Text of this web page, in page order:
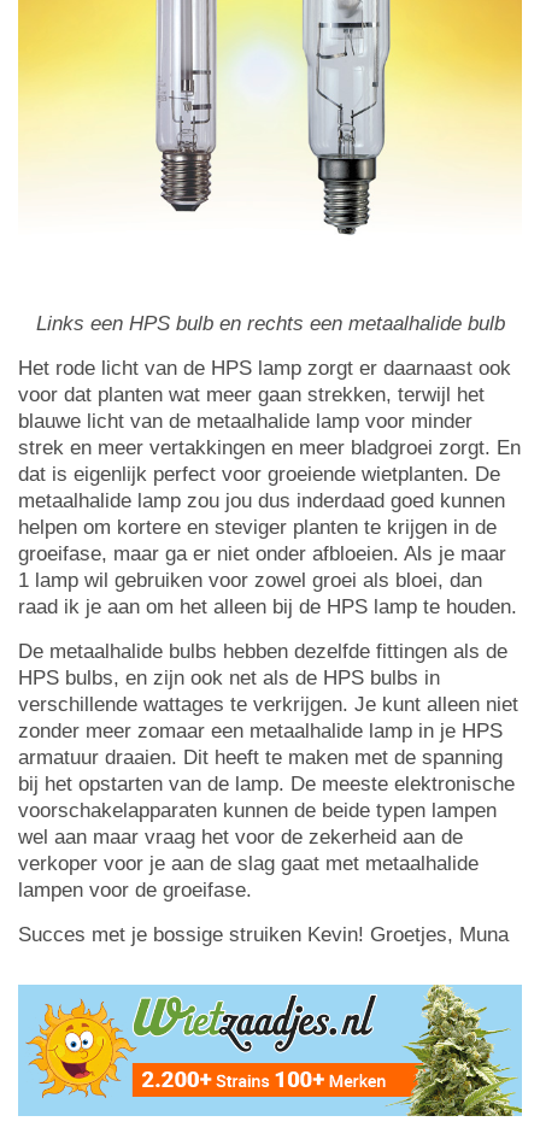
Links een HPS bulb en rechts een metaalhalide bulb
Het rode licht van de HPS lamp zorgt er daarnaast ook
voor dat planten wat meer gaan strekken, terwijl het
blauwe licht van de metaalhalide lamp voor minder
strek en meer vertakkingen en meer bladgroei zorgt. En
dat is eigenlijk perfect voor groeiende wietplanten. De
metaalhalide lamp zou jou dus inderdaad goed kunnen
helpen om kortere en steviger planten te krijgen in de
groeifase, maar ga er niet onder afbloeien. Als je maar
1 lamp wil gebruiken voor zowel groei als bloei, dan
raad ik je aan om het alleen bij de HPS lamp te houden.
De metaalhalide bulbs hebben dezelfde fittingen als de
HPS bulbs, en zijn ook net als de HPS bulbs in
verschillende wattages te verkrijgen. Je kunt alleen niet
zonder meer zomaar een metaalhalide lamp in je HPS
armatuur draaien. Dit heeft te maken met de spanning
bij het opstarten van de lamp. De meeste elektronische
voorschakelapparaten kunnen de beide typen lampen
wel aan maar vraag het voor de zekerheid aan de
verkoper voor je aan de slag gaat met metaalhalide
lampen voor de groeifase.
Succes met je bossige struiken Kevin! Groetjes, Muna